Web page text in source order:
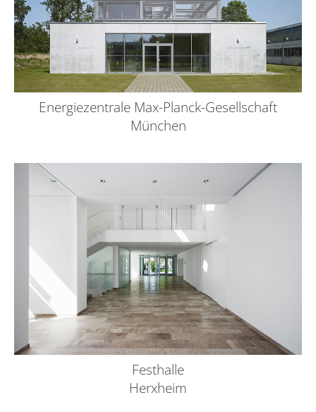
Energiezentrale Max-Planck-Gesellschaft
München
Festhalle
Herxheim